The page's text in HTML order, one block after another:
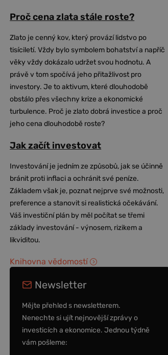
Proč cena zlata stále roste?
Zlato je cenný kov, který provází lidstvo po
tisíciletí. Vždy bylo symbolem bohatství a napříč
věky vždy dokázalo udržet svou hodnotu. A
právě v tom spočívá jeho přitažlivost pro
investory. Je to aktivum, které dlouhodobě
obstálo přes všechny krize a ekonomické
turbulence. Proč je zlato dobrá investice a proč
jeho cena dlouhodobě roste?
Jak začít investovat
Investování je jedním ze způsobů, jak se účinně
bránit proti inflaci a ochránit své peníze.
Základem však je, poznat nejprve své možnosti,
preference a stanovit si realistická očekávání.
Váš investiční plán by měl počítat se třemi
základy investování - výnosem, rizikem a
likviditou.
Knihovna vědomostí
Newsletter
Mějte přehled s newsletterem.
Nenechte si ujít nejnovější zprávy o
investicích a ekonomice. Jednou týdně
vám pošleme: